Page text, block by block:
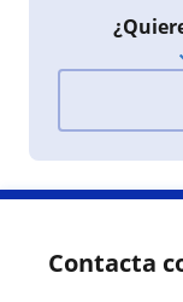
Contacta